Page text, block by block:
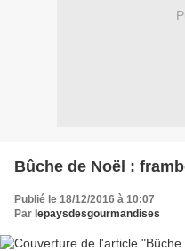
Bûche de Noël :
Publié le 18/12/2016 à 10:07
Par lepaysdesgourmandises